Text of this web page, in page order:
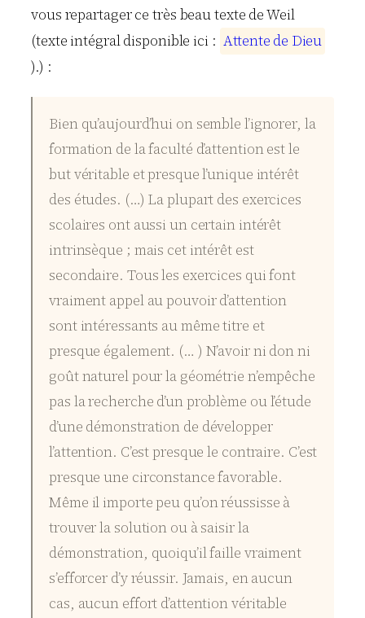
vous repartager ce très beau texte de Weil
(texte intégral disponible ici : Attente de Dieu
).) :
Bien qu’aujourd’hui on semble l’ignorer, la
formation de la faculté d’attention est le
but véritable et presque l’unique intérêt
des études. (…) La plupart des exercices
scolaires ont aussi un certain intérêt
intrinsèque ; mais cet intérêt est
secondaire. Tous les exercices qui font
vraiment appel au pouvoir d’attention
sont intéressants au même titre et
presque également. (… ) N’avoir ni don ni
goût naturel pour la géométrie n’empêche
pas la recherche d’un problème ou l’étude
d’une démonstration de développer
l’attention. C’est presque le contraire. C’est
presque une circonstance favorable.
Même il importe peu qu’on réussisse à
trouver la solution ou à saisir la
démonstration, quoiqu’il faille vraiment
s’efforcer d’y réussir. Jamais, en aucun
cas, aucun effort d’attention véritable